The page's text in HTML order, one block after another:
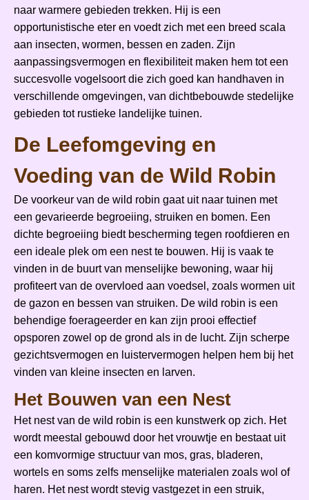
naar warmere gebieden trekken. Hij is een
opportunistische eter en voedt zich met een breed scala
aan insecten, wormen, bessen en zaden. Zijn
aanpassingsvermogen en flexibiliteit maken hem tot een
succesvolle vogelsoort die zich goed kan handhaven in
verschillende omgevingen, van dichtbebouwde stedelijke
gebieden tot rustieke landelijke tuinen.
De Leefomgeving en
Voeding van de Wild Robin
De voorkeur van de wild robin gaat uit naar tuinen met
een gevarieerde begroeiing, struiken en bomen. Een
dichte begroeiing biedt bescherming tegen roofdieren en
een ideale plek om een nest te bouwen. Hij is vaak te
vinden in de buurt van menselijke bewoning, waar hij
profiteert van de overvloed aan voedsel, zoals wormen uit
de gazon en bessen van struiken. De wild robin is een
behendige foerageerder en kan zijn prooi effectief
opsporen zowel op de grond als in de lucht. Zijn scherpe
gezichtsvermogen en luistervermogen helpen hem bij het
vinden van kleine insecten en larven.
Het Bouwen van een Nest
Het nest van de wild robin is een kunstwerk op zich. Het
wordt meestal gebouwd door het vrouwtje en bestaat uit
een komvormige structuur van mos, gras, bladeren,
wortels en soms zelfs menselijke materialen zoals wol of
haren. Het nest wordt stevig vastgezet in een struik,